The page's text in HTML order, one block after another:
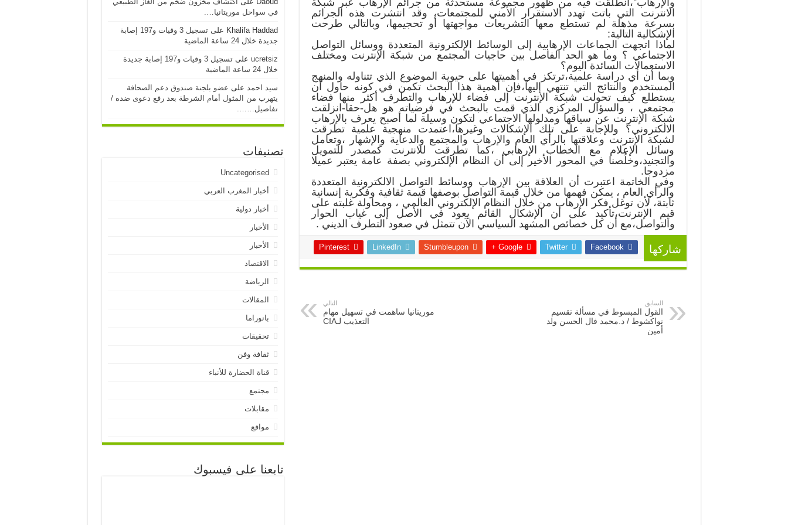
والإرهاب”،انطلقت فيه من ظهور مجموعة مستحدثة من جرائم الإرهاب عبر شبكة
الانترنت التي باتت تهدد الاستقرار الأمني للمجتمعات، وقد انتشرت هذه الجرائم
بسرعة مذهلة لم تستطع معها التشريعات مواجهتها أو تحجيمها، وبالتالي طرحت
الإشكالية التالية:
لماذا اتجهت الجماعات الإرهابية إلى الوسائط الإلكترونية المتعددة ووسائل التواصل
الاجتماعي ؟ وما هو الحد الفاصل بين حاجيات المجتمع من شبكة الإنترنت ومختلف
الاستعمالات السائدة اليوم؟
وبما أن أي دراسة علمية،ترتكز في أهميتها على حيوية الموضوع الذي تتناوله والمنهج
المستخدم والنتائج التي تنتهي إليها،فإن أهمية هذا البحث تكمن في كونه حاول أن
يستطلع كيف تحولت شبكة الإنترنت إلى فضاء للإرهاب والتطرف أكثر منها فضاء
مجتمعي ، والسؤال المركزي الذي قمت بالبحث في فرضياته هو هل-حقا-انزلقت
شبكة الإنترنت عن سياقها ومدلولها الاجتماعي لتكون وسيلة لما أصبح يعرف بالإرهاب
الالكتروني؟ وللإجابة على تلك الإشكالات وغيرها،اعتمدت منهجية علمية تطرقت
لشبكة الإنترنت وعلاقتها بالرأي العام والإرهاب والمجتمع والدعاية والإشهار ،وتعامل
وسائل الإعلام مع الخطاب الإرهابي ،كما تطرقت للانترنت كمصدر للتمويل
والتجنيد،وخلُصنا في المحور الأخير إلى أن النظام الإلكتروني بصفة عامة يعتبر عميلا
مزدوجا.
وفي الخاتمة اعتبرت أن العلاقة بين الإرهاب ووسائط التواصل الالكترونية المتعددة
والرأي العام ، يمكن فهمها من خلال قيمة التواصل بوصفها قيمة ثقافية وفكرية إنسانية
ثابتة، لأن توغل فكر الإرهاب من خلال النظام الإلكتروني العالمي ، ومحاولة غلبته على
قيم الإنترنت،تأكيد على أن الإشكال القائم يعود في الأصل إلى غياب الحوار
والتواصل،مع أن كل خصائص المشهد السياسي الآن تتمثل في صعود التطرف الديني .
شاركها Facebook
Twitter
Google +
Stumbleupon
LinkedIn
Pinterest
السابق
القول المبسوط في مسألة تقسيم
نواكشوط / د.محمد فال الحسن ولد
أمين
التالي
موريتانيا ساهمت في تسهيل مهام
التعذيب لـCIA
في سواحل موريتانيا….
Khalifa Haddad على
تسجيل 3 وفيات و197 إصابة
جديدة خلال 24 ساعة الماضية
ucretsiz على
تسجيل 3 وفيات و197 إصابة جديدة
خلال 24 ساعة الماضية
سيد احمد على عضو بلجنة صندوق دعم الصحافة
يتهرب من المثول أمام الشرطة بعد رفع دعوى ضده /
تفاصيل…….
تصنيفات
Uncategorised
أخبار المغرب العربي
أخبار دولية
الأخبار
الأخبار
الاقتصاد
الرياضة
المقالات
بانوراما
تحقيقات
ثقافة وفن
قناة الحضارة للأنباء
مجتمع
مقابلات
مواقع
تابعنا على فيسبوك